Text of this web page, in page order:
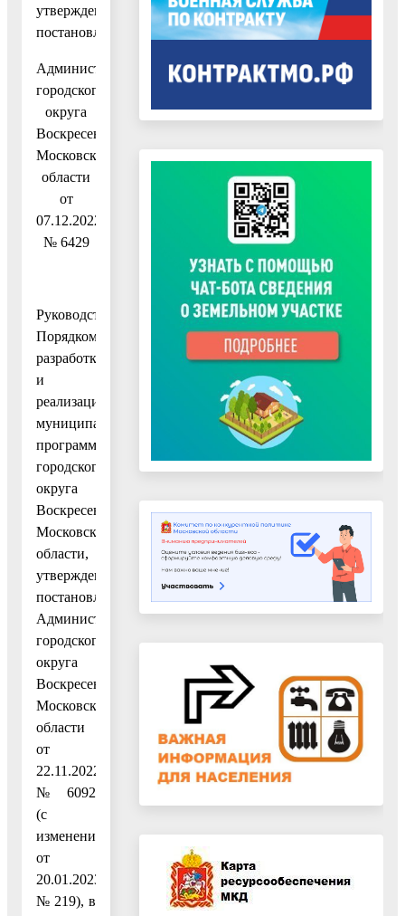
утвержденную
постановлением
Администрации
городского
округа
Воскресенск
Московской
области
от
07.12.2022
№ 6429
Руководствуясь
Порядком
разработки
и
реализации
муниципальных
программ
городского
округа
Воскресенск
Московской
области,
утвержденным
постановлением
Администрации
городского
округа
Воскресенск
Московской
области
от
22.11.2022
№ 6092
(с
изменением
от
20.01.2023
№ 219), в